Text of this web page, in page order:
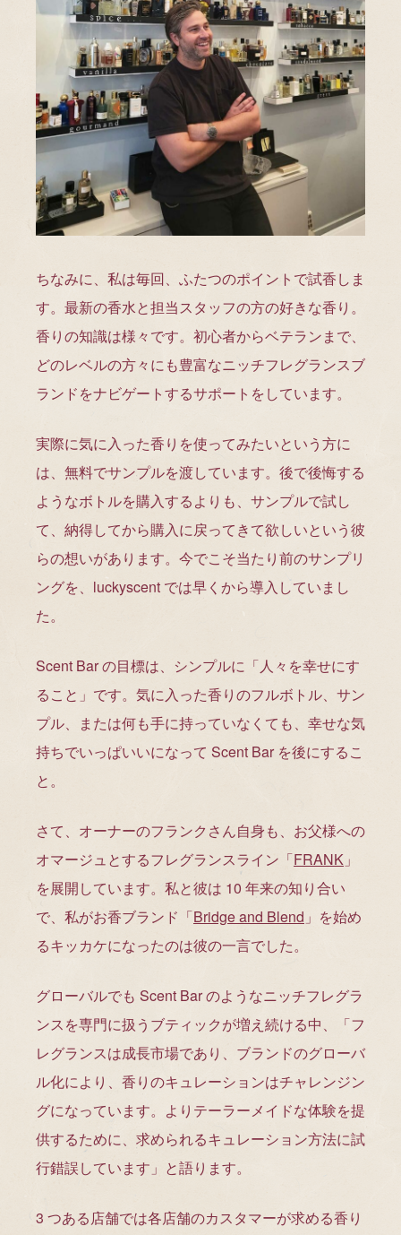
ちなみに、私は毎回、ふたつのポイントで試香しま
す。最新の香水と担当スタッフの方の好きな香り。
香りの知識は様々です。初心者からベテランまで、
どのレベルの方々にも豊富なニッチフレグランスブ
ランドをナビゲートするサポートをしています。
実際に気に入った香りを使ってみたいという方に
は、無料でサンプルを渡しています。後で後悔する
ようなボトルを購入するよりも、サンプルで試し
て、納得してから購入に戻ってきて欲しいという彼
らの想いがあります。今でこそ当たり前のサンプリ
ングを、luckyscent では早くから導入していまし
た。
Scent Bar の目標は、シンプルに「人々を幸せにす
ること」です。気に入った香りのフルボトル、サン
プル、または何も手に持っていなくても、幸せな気
持ちでいっぱいいになって Scent Bar を後にするこ
と。
さて、オーナーのフランクさん自身も、お父様への
オマージュとするフレグランスライン「FRANK 」
を展開しています。私と彼は 10 年来の知り合い
で、私がお香ブランド「Bridge and Blend 」を始め
るキッカケになったのは彼の一言でした。
グローバルでも Scent Bar のようなニッチフレグラ
ンスを専門に扱うブティックが増え続ける中、「フ
レグランスは成長市場であり、ブランドのグローバ
ル化により、香りのキュレーションはチャレンジン
グになっています。よりテーラーメイドな体験を提
供するために、求められるキュレーション方法に試
行錯誤しています」と語ります。
3 つある店舗では各店舗のカスタマーが求める香り